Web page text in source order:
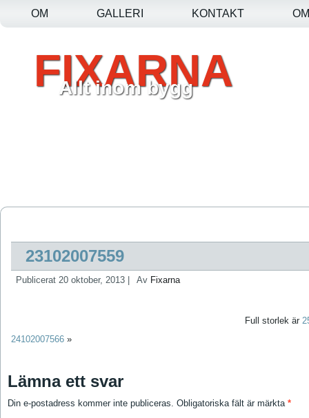
OM GALLERI KONTAKT
FIXARNA
Allt inom bygg
23102007559
Publicerat 20 oktober, 2013 Av Fixarna
Full storlek är
24102007566 »
Lämna ett svar
Din e-postadress kommer inte publiceras. Obligatoriska fält är märkta *